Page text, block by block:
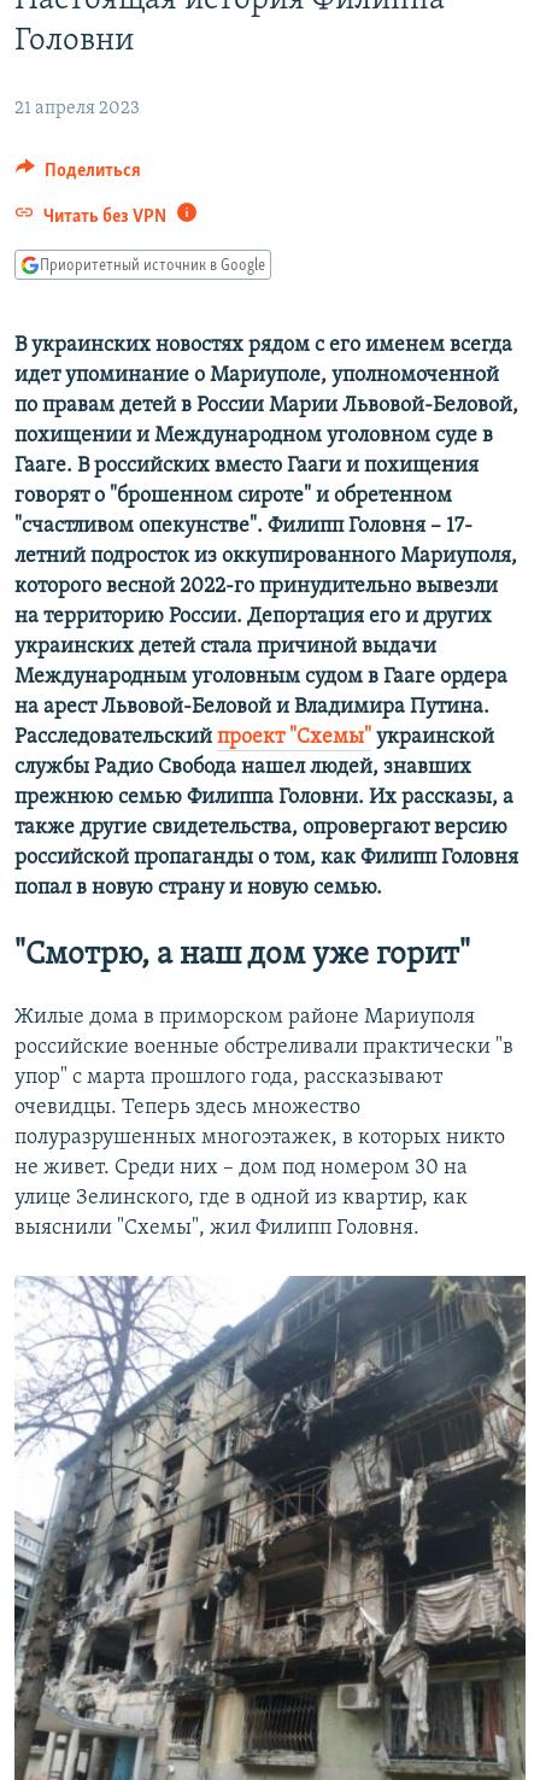
РАСПИСАНИЕ ВЕЩАНИЯ
Головни
21 апреля 2023
Поделиться
Читать без VPN
Приоритетный источник в Google
В украинских новостях рядом с его именем всегда
идет упоминание о Мариуполе, уполномоченной
по правам детей в России Марии Львовой-Беловой,
похищении и Международном уголовном суде в
Гааге. В российских вместо Гааги и похищения
говорят о "брошенном сироте" и обретенном
"счастливом опекунстве". Филипп Головня – 17-
летний подросток из оккупированного Мариуполя,
которого весной 2022-го принудительно вывезли
на территорию России. Депортация его и других
украинских детей стала причиной выдачи
Международным уголовным судом в Гааге ордера
на арест Львовой-Беловой и Владимира Путина.
Расследовательский проект "Схемы" украинской
службы Радио Свобода нашел людей, знавших
прежнюю семью Филиппа Головни. Их рассказы, а
также другие свидетельства, опровергают версию
российской пропаганды о том, как Филипп Головня
попал в новую страну и новую семью.
"Смотрю, а наш дом уже горит"
Жилые дома в приморском районе Мариуполя
российские военные обстреливали практически "в
упор" с марта прошлого года, рассказывают
очевидцы. Теперь здесь множество
полуразрушенных многоэтажек, в которых никто
не живет. Среди них – дом под номером 30 на
улице Зелинского, где в одной из квартир, как
выяснили "Схемы", жил Филипп Головня.